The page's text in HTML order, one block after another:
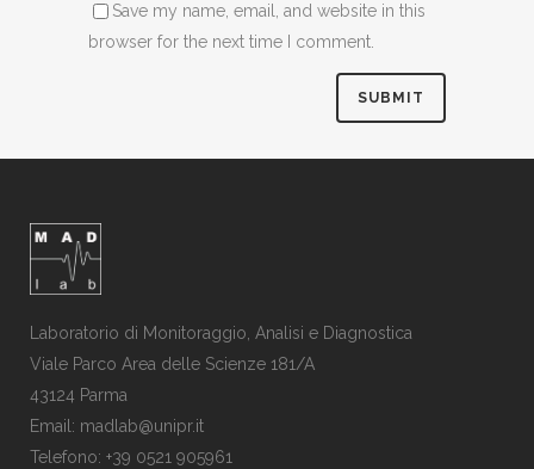
Save my name, email, and website in this
browser for the next time I comment.
Laboratorio di Monitoraggio, Analisi e Diagnostica
Viale Parco Area delle Scienze 181/A
43124 Parma
Email: madlab@unipr.it
Telefono: +39 0521 905961